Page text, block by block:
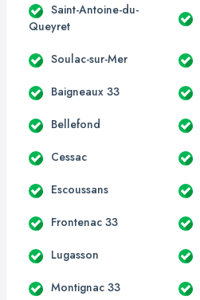
Saint-Antoine-du-
Queyret
Soulac-sur-Mer
Baigneaux 33
Bellefond
Cessac
Escoussans
Frontenac 33
Lugasson
Montignac 33